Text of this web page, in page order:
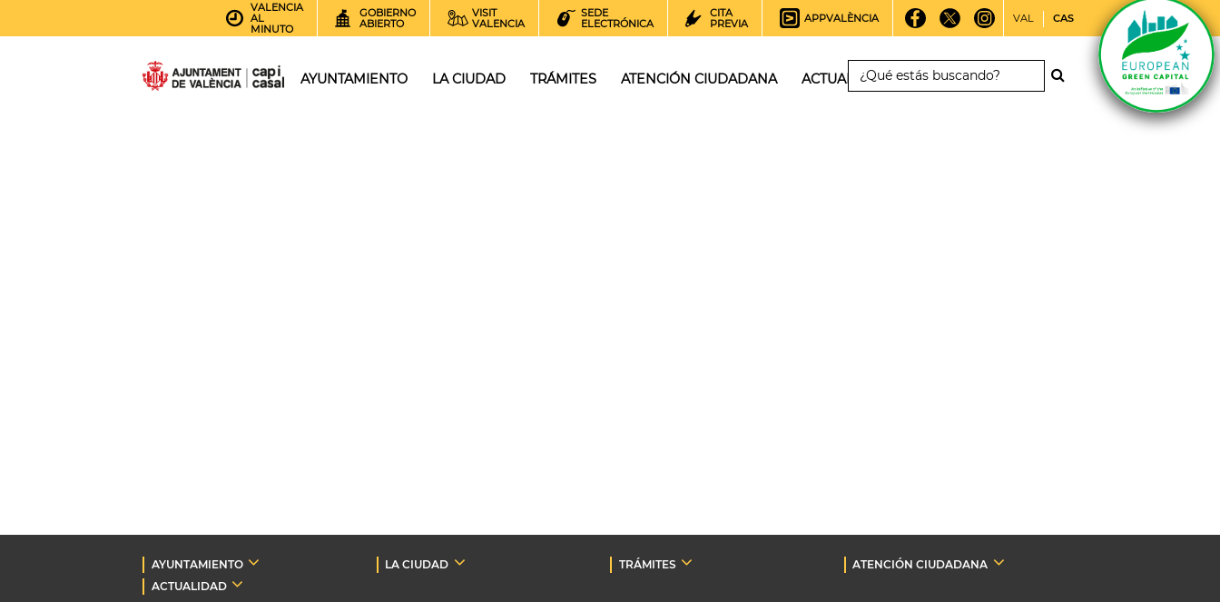
VALENCIA
AL
MINUTO
GOBIERNO
ABIERTO
VISIT
VALENCIA
SEDE
ELECTRÓNICA
CITA
PREVIA
APPVALÈNCIA VAL CAS
AYUNTAMIENTO LA CIUDAD TRÁMITES ATENCIÓN CIUDADANA ACTUALIDAD
AYUNTAMIENTO LA CIUDAD TRÁMITES
ATENCIÓN CIUDADANA
ACTUALIDAD